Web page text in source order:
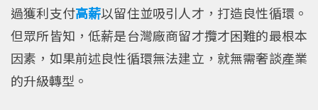
過獲利支付高薪以留住並吸引人才，打造良性循環。
但眾所皆知，低薪是台灣廠商留才攬才困難的最根本
因素，如果前述良性循環無法建立，就無需奢談產業
的升級轉型。